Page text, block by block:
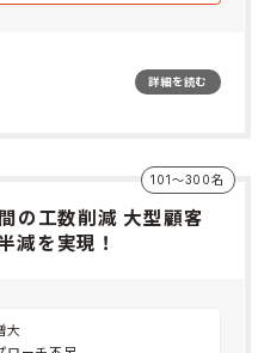
詳細を読む
101〜300名
の工数削減 大型顧客
減を実現！
大